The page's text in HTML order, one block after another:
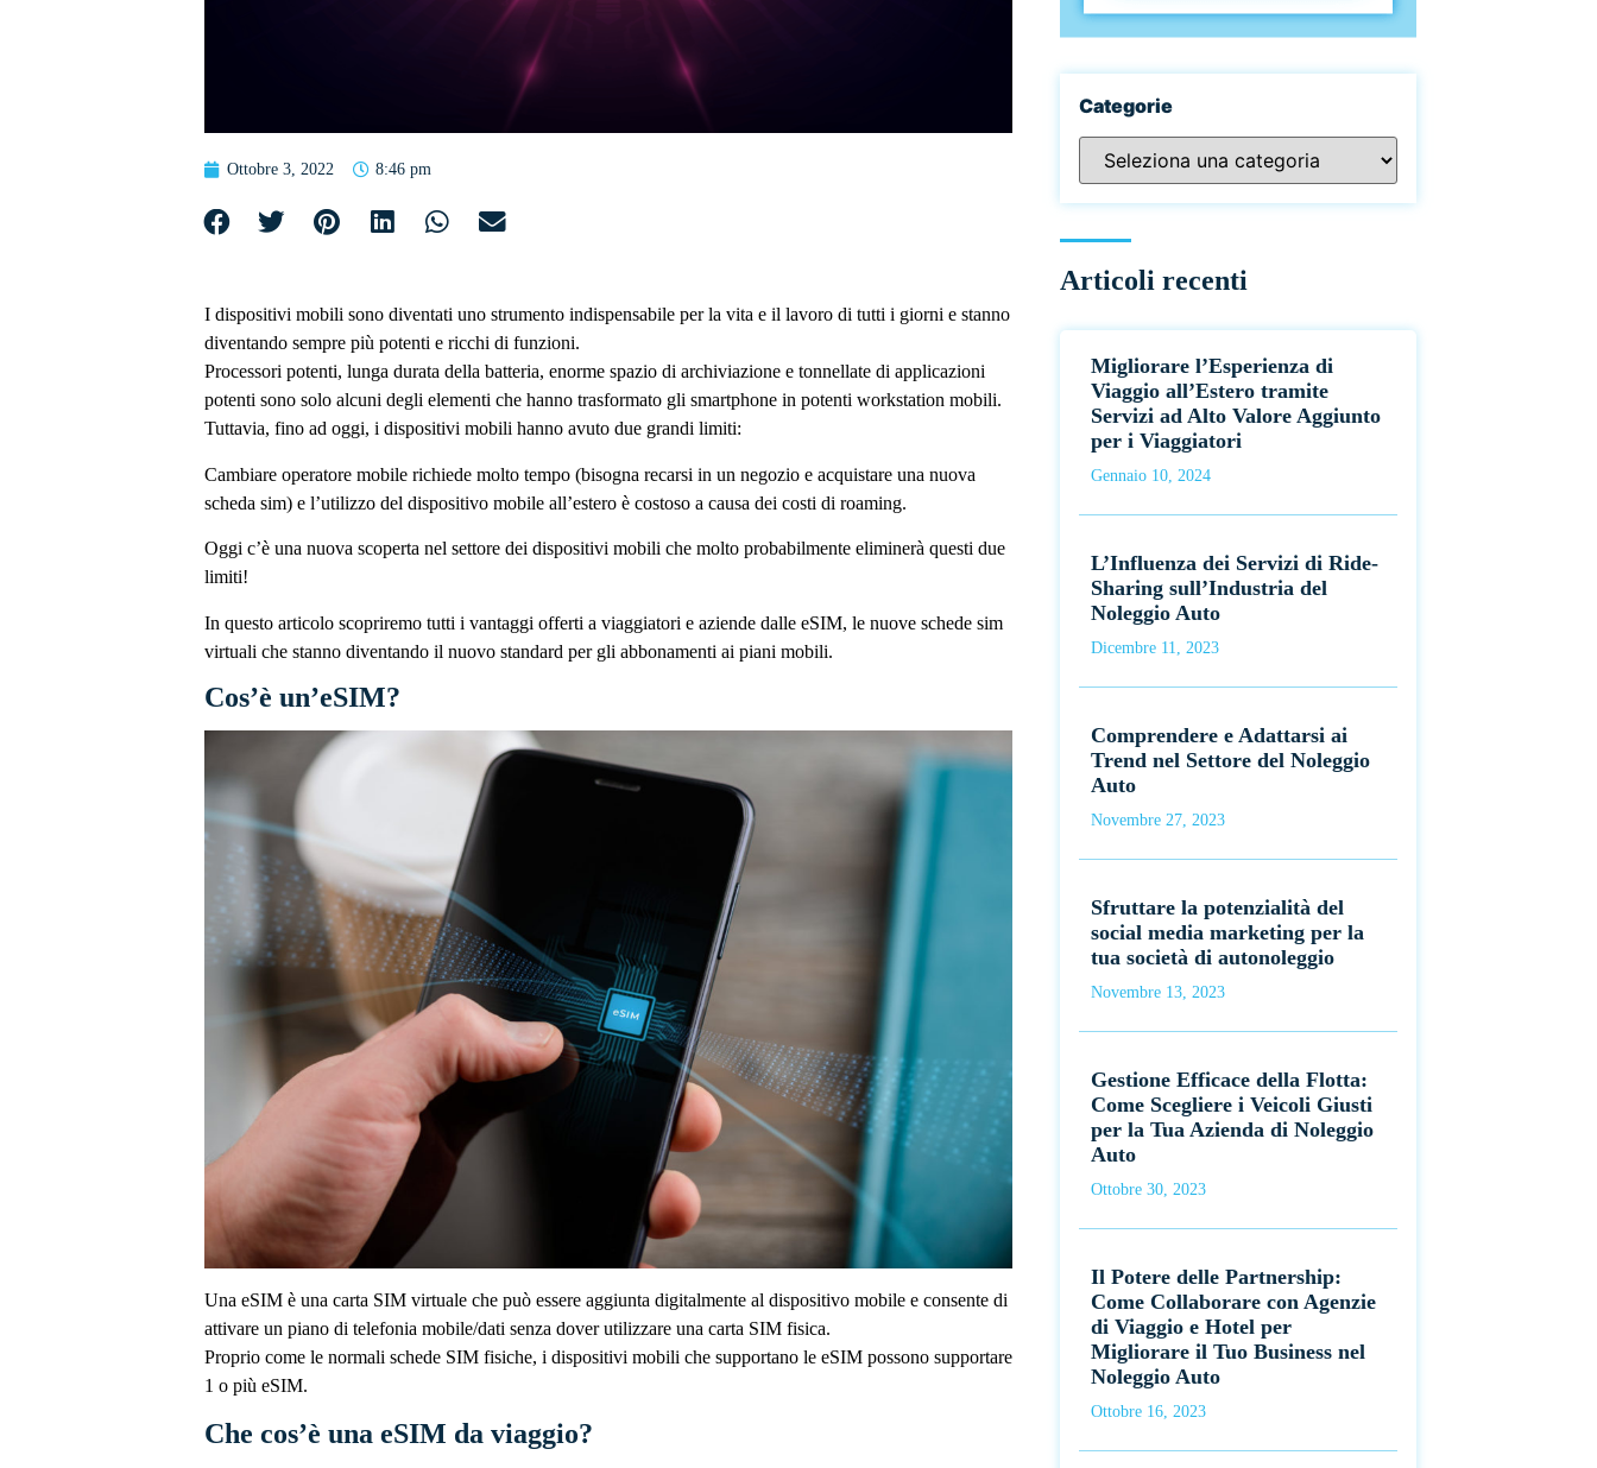
Ottobre 3, 2022 8:46 pm
I dispositivi mobili sono diventati uno strumento indispensabile per la vita e il lavoro di tutti i giorni e stanno
diventando sempre più potenti e ricchi di funzioni.
Processori potenti, lunga durata della batteria, enorme spazio di archiviazione e tonnellate di applicazioni
potenti sono solo alcuni degli elementi che hanno trasformato gli smartphone in potenti workstation mobili.
Tuttavia, fino ad oggi, i dispositivi mobili hanno avuto due grandi limiti:
Cambiare operatore mobile richiede molto tempo (bisogna recarsi in un negozio e acquistare una nuova
scheda sim) e l’utilizzo del dispositivo mobile all’estero è costoso a causa dei costi di roaming.
Oggi c’è una nuova scoperta nel settore dei dispositivi mobili che molto probabilmente eliminerà questi due
limiti!
In questo articolo scopriremo tutti i vantaggi offerti a viaggiatori e aziende dalle eSIM, le nuove schede sim
virtuali che stanno diventando il nuovo standard per gli abbonamenti ai piani mobili.
Cos’è un’eSIM?
Una eSIM è una carta SIM virtuale che può essere aggiunta digitalmente al dispositivo mobile e consente di
attivare un piano di telefonia mobile/dati senza dover utilizzare una carta SIM fisica.
Proprio come le normali schede SIM fisiche, i dispositivi mobili che supportano le eSIM possono supportare
1 o più eSIM.
Che cos’è una eSIM da viaggio?
Categorie
Articoli recenti
Migliorare l’Esperienza di
Viaggio all’Estero tramite
Servizi ad Alto Valore Aggiunto
per i Viaggiatori
Gennaio 10, 2024
L’Influenza dei Servizi di Ride-
Sharing sull’Industria del
Noleggio Auto
Dicembre 11, 2023
Comprendere e Adattarsi ai
Trend nel Settore del Noleggio
Auto
Novembre 27, 2023
Sfruttare la potenzialità del
social media marketing per la
tua società di autonoleggio
Novembre 13, 2023
Gestione Efficace della Flotta:
Come Scegliere i Veicoli Giusti
per la Tua Azienda di Noleggio
Auto
Ottobre 30, 2023
Il Potere delle Partnership:
Come Collaborare con Agenzie
di Viaggio e Hotel per
Migliorare il Tuo Business nel
Noleggio Auto
Ottobre 16, 2023